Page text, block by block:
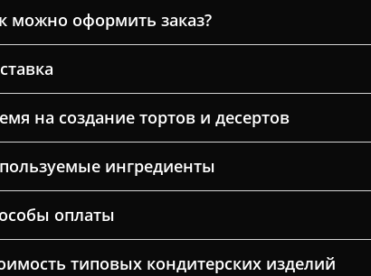
можно оформить заказ?
на создание тортов и десертов
ингредиенты
оплаты
типовых кондитерских изделий